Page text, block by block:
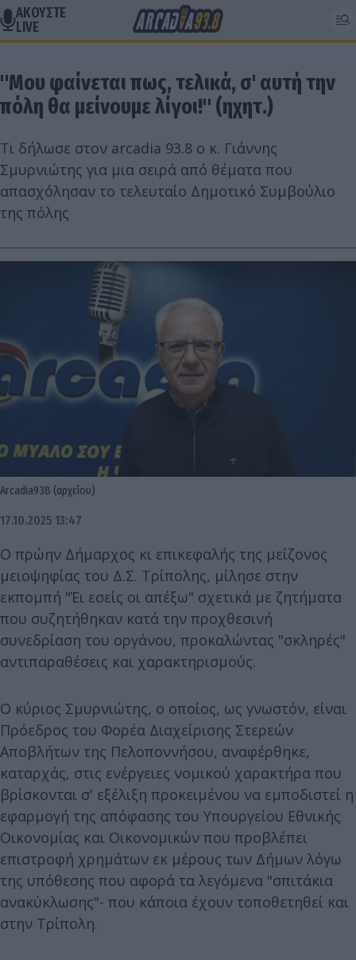
ΑΚΟΥΣΤΕ
LIVE
"Μου φαίνεται πως, τελικά, σ' αυτή την
πόλη θα μείνουμε λίγοι!" (ηχητ.)
Τι δήλωσε στον arcadia 93.8 ο κ. Γιάννης
Σμυρνιώτης για μια σειρά από θέματα που
απασχόλησαν το τελευταίο Δημοτικό Συμβούλιο
της πόλης
Arcadia938 (αρχείου)
17.10.2025 13:47
Ο πρώην Δήμαρχος κι επικεφαλής της μείζονος
μειοψηφίας του Δ.Σ. Τρίπολης, μίλησε στην
εκπομπή "Έι εσείς οι απέξω" σχετικά με ζητήματα
που συζητήθηκαν κατά την προχθεσινή
συνεδρίαση του οργάνου, προκαλώντας "σκληρές"
αντιπαραθέσεις και χαρακτηρισμούς.
Ο κύριος Σμυρνιώτης, ο οποίος, ως γνωστόν, είναι
Πρόεδρος του Φορέα Διαχείρισης Στερεών
Αποβλήτων της Πελοποννήσου, αναφέρθηκε,
καταρχάς, στις ενέργειες νομικού χαρακτήρα που
βρίσκονται σ' εξέλιξη προκειμένου να εμποδιστεί η
εφαρμογή της απόφασης του Υπουργείου Εθνικής
Οικονομίας και Οικονομικών που προβλέπει
επιστροφή χρημάτων εκ μέρους των Δήμων λόγω
της υπόθεσης που αφορά τα λεγόμενα "σπιτάκια
ανακύκλωσης"- που κάποια έχουν τοποθετηθεί και
στην Τρίπολη.